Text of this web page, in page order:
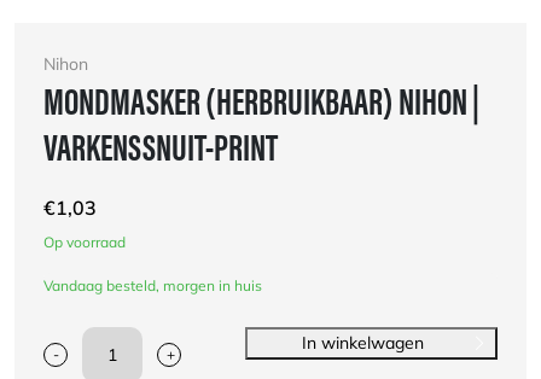
Nihon
MONDMASKER (HERBRUIKBAAR) NIHON |
VARKENSSNUIT-PRINT
€1,03
Op voorraad
Vandaag besteld, morgen in huis
-
Mondmasker
+
In winkelwagen